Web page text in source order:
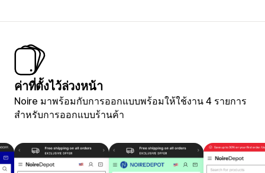
ค่าที่ตั้งไว้ล่วงหน้า
Noire มาพร้อมกับการออกแบบพร้อมให้ใช้งาน 4 รายการ
สำหรับการออกแบบร้านค้า